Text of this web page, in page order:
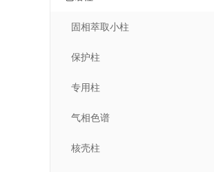
固相萃取小柱
保护柱
专用柱
气相色谱
核壳柱